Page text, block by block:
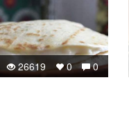
0
0
26619